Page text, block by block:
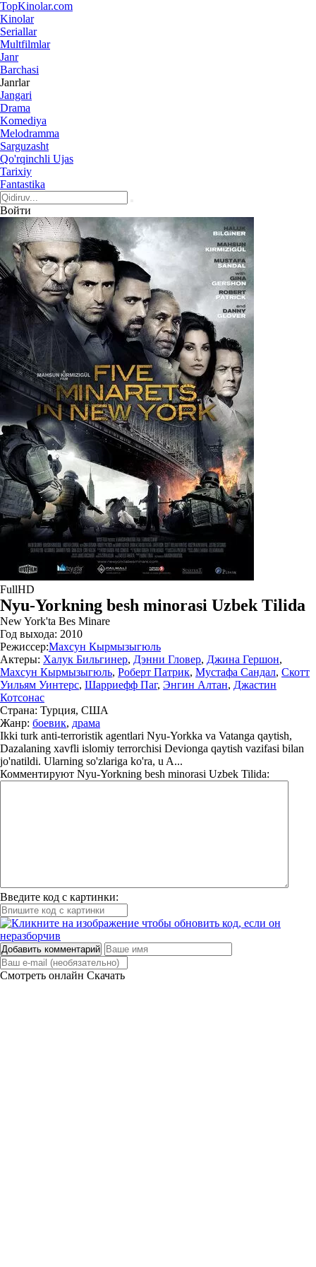
TopKinolar.com
Kinolar
Seriallar
Multfilmlar
Janr
Barchasi
Janrlar
Jangari
Drama
Komediya
Melodramma
Sarguzasht
Qo'rqinchli Ujas
Tarixiy
Fantastika
Войти
FullHD
Nyu-Yorkning besh minorasi Uzbek Tilida
New York'ta Bes Minare
Год выхода: 2010
Режиссер:Махсун Кырмызыгюль
Актеры: Халук Бильгинер, Дэнни Гловер, Джина Гершон,
Махсун Кырмызыгюль, Роберт Патрик, Мустафа Сандал, Скотт
Уильям Уинтерс, Шарриефф Паг, Энгин Алтан, Джастин
Котсонас
Страна: Турция, США
Жанр: боевик, драма
Ikki turk anti-terroristik agentlari Nyu-Yorkka va Vatanga qaytish,
Dazalaning xavfli islomiy terrorchisi Devionga qaytish vazifasi bilan
jo'natildi. Ularning so'zlariga ko'ra, u A...
Комментируют Nyu-Yorkning besh minorasi Uzbek Tilida:
Введите код с картинки:
Добавить комментарий
Смотреть онлайн Скачать